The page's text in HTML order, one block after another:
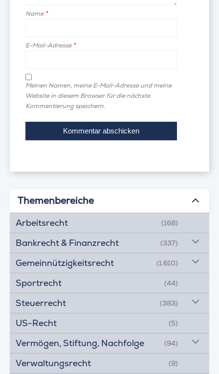
Name *
E-Mail-Adresse *
Meinen Namen, meine E-Mail-Adresse und meine
Website in diesem Browser für die nächste
Kommentierung speichern.
Themenbereiche
Arbeitsrecht (168)
Bankrecht & Finanzrecht (337)
Gemeinnützigkeitsrecht (1.610)
Sportrecht (44)
Steuerrecht (383)
US-Recht (5)
Vermögen, Stiftung, Nachfolge (94)
Verwaltungsrecht (9)